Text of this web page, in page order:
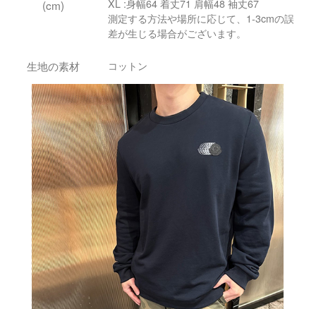
(cm)
XL :身幅64 着丈71 肩幅48 袖丈67
測定する方法や場所に応じて、1-3cmの誤
差が生じる場合がございます。
生地の素材 コットン